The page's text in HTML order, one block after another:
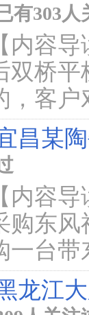
有303
【内容
双桥
，客
昌某
【内容
购东风
一台
龙江